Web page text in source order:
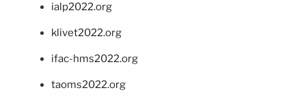
ialp2022.org
klivet2022.org
ifac-hms2022.org
taoms2022.org